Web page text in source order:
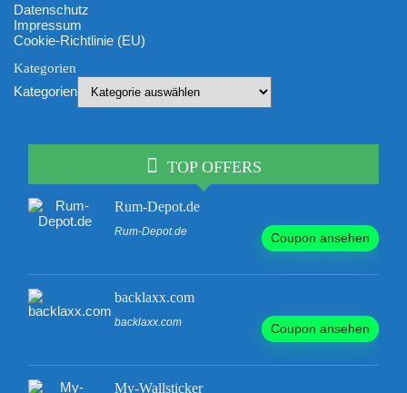
Datenschutz
Impressum
Cookie-Richtlinie (EU)
Kategorien
Kategorien
TOP OFFERS
Rum-Depot.de
Rum-Depot.de Coupon ansehen
backlaxx.com
backlaxx.com Coupon ansehen
My-Wallsticker